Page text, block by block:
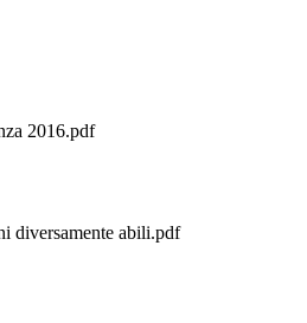
2016.pdf
diversamente abili.pdf